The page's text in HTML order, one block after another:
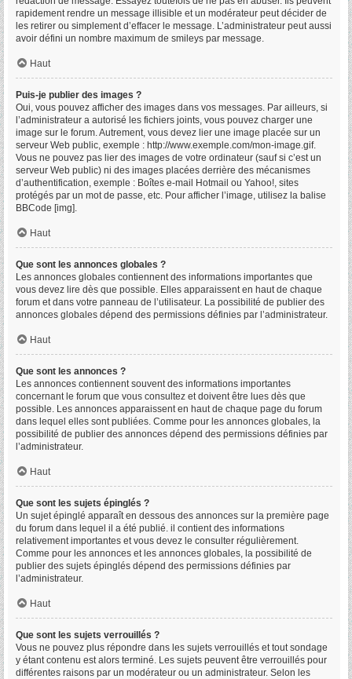
rapidement rendre un message illisible et un modérateur peut décider de
les retirer ou simplement d’effacer le message. L’administrateur peut aussi
avoir défini un nombre maximum de smileys par message.
Haut
Puis-je publier des images ?
Oui, vous pouvez afficher des images dans vos messages. Par ailleurs, si
l’administrateur a autorisé les fichiers joints, vous pouvez charger une
image sur le forum. Autrement, vous devez lier une image placée sur un
serveur Web public, exemple : http://www.exemple.com/mon-image.gif.
Vous ne pouvez pas lier des images de votre ordinateur (sauf si c’est un
serveur Web public) ni des images placées derrière des mécanismes
d’authentification, exemple : Boîtes e-mail Hotmail ou Yahoo!, sites
protégés par un mot de passe, etc. Pour afficher l’image, utilisez la balise
BBCode [img].
Haut
Que sont les annonces globales ?
Les annonces globales contiennent des informations importantes que
vous devez lire dès que possible. Elles apparaissent en haut de chaque
forum et dans votre panneau de l’utilisateur. La possibilité de publier des
annonces globales dépend des permissions définies par l’administrateur.
Haut
Que sont les annonces ?
Les annonces contiennent souvent des informations importantes
concernant le forum que vous consultez et doivent être lues dès que
possible. Les annonces apparaissent en haut de chaque page du forum
dans lequel elles sont publiées. Comme pour les annonces globales, la
possibilité de publier des annonces dépend des permissions définies par
l’administrateur.
Haut
Que sont les sujets épinglés ?
Un sujet épinglé apparaît en dessous des annonces sur la première page
du forum dans lequel il a été publié. il contient des informations
relativement importantes et vous devez le consulter régulièrement.
Comme pour les annonces et les annonces globales, la possibilité de
publier des sujets épinglés dépend des permissions définies par
l’administrateur.
Haut
Que sont les sujets verrouillés ?
Vous ne pouvez plus répondre dans les sujets verrouillés et tout sondage
y étant contenu est alors terminé. Les sujets peuvent être verrouillés pour
différentes raisons par un modérateur ou un administrateur. Selon les